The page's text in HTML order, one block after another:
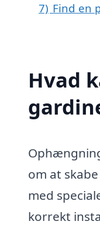
7) Find en
Hvad
om at
med
korrekt